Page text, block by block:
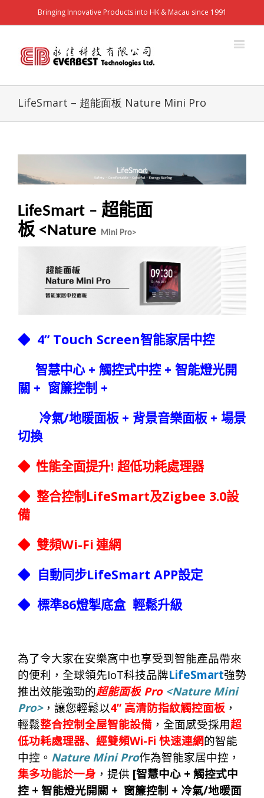
Bringing Innovative Products into HK & Macau since 1991
LifeSmart – 超能面板 Nature Mini Pro
LifeSmart – 超能面
板 <Nature Mini Pro>
◆ 4” Touch Screen智能家居中控
智慧中心 + 觸控式中控 + 智能燈光開
關 + 窗簾控制 +
冷氣/地暖面板 + 背景音樂面板 + 場景
切換
◆ 性能全面提升! 超低功耗處理器
◆ 整合控制 LifeSmart及Zigbee 3.0設
備
◆ 雙頻Wi-Fi 連網
◆ 自動同步LifeSmart APP設定
◆ 標準86燈掣底盒 輕鬆升級
為了令大家在安樂窩中也享受到 智能產品帶來
的便利，全球領先IoT科技品牌LifeSmart強勢
推出效能強勁的超能面板 Pro <Nature Mini
Pro>，讓您輕鬆以4” 高清防指紋觸控面板 ，
輕鬆整合控制全屋智能設備 ，全面感受採用超
低功耗處理器、經雙頻Wi-Fi 快速連網的智能
中控。 Nature Mini Pro作為智能家居中控，
集多功能於一身 ，提供 [智慧中心 + 觸控式中
控 + 智能燈光開關 + 窗簾控制 + 冷氣/地暖面